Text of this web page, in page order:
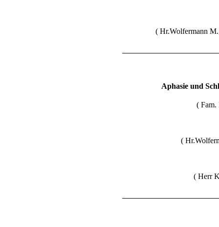
( Hr.Wolfermann
Aphasie und
( Fam.
(
( Herr